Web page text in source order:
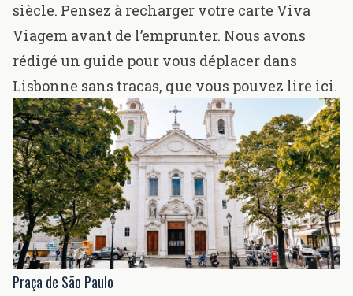
siècle. Pensez à recharger votre carte Viva
Viagem avant de l’emprunter. Nous avons
rédigé un guide pour vous déplacer dans
Lisbonne sans tracas, que vous pouvez lire ici.
Praça de São Paulo